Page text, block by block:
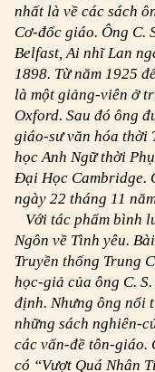
nhất là về các sách
Cơ-đốc giáo. Ông C.
Belfast, Ai nhĩ Lan
1898. Từ năm 1925
là một giảng-viên ở
Oxford. Sau đó ông
giáo-sư văn hóa thời
học Anh Ngữ thời
Đại Học Cambridge.
ngày 22 tháng 11
Với tác phẩm bình
Ngôn về Tình yêu.
Truyền thống Trung
học-giả của ông C.
định. Nhưng ông nổi
những sách nghiên-
các vấn-đề tôn-giáo.
có “Vượt Quá Nhân